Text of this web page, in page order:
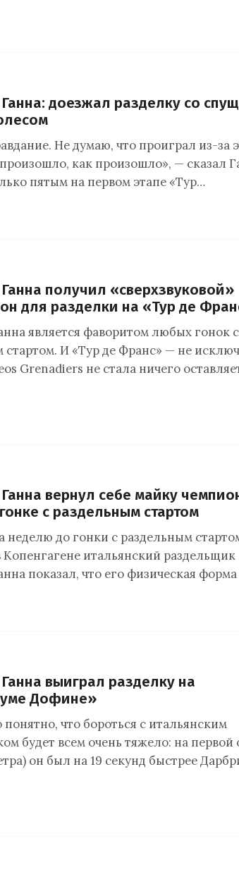
доезжал разделку со
Не думаю, что проиграл из-за
произошло, как произошло», — сказал
пятым на первом этапе «Тур…
получил «сверхзвуковой»
для разделки на «Тур де
является фаворитом любых гонок с
стартом. И «Тур де Франс» — не
Grenadiers не стала ничего
вернул себе майку
с раздельным стартом
неделю до гонки с раздельным
Копенгагене итальянский раздельщик
показал, что его физическая
выиграл разделку на
Дофине»
понятно, что бороться с итальянским
будет всем очень тяжело: на первой
он был на 19 секунд быстрее